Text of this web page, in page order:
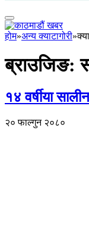
होम»अन्य क्याटागोरी»
ब्राउजिङ:
१४ वर्षीया
२० फाल्गुन २०८०